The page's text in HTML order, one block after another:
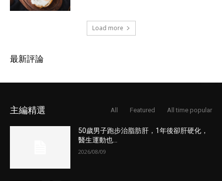
Load more
最新評論
主編精選 All Featured All time popular
50歲男子跑步治脂肪肝，1年後卻肝硬化，
醫生運動也...
2026/08/09